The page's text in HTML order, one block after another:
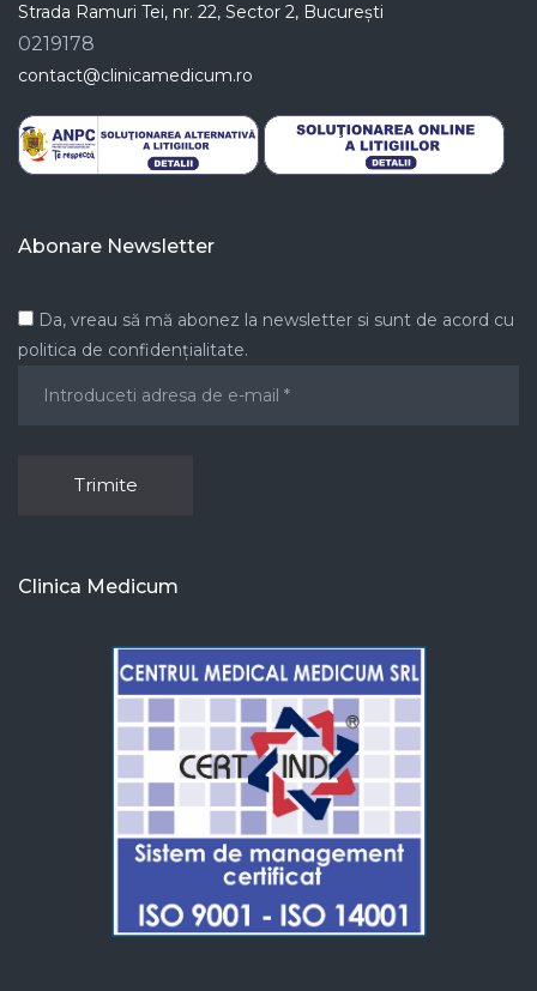
Strada Ramuri Tei, nr. 22, Sector 2, București
0219178
contact@clinicamedicum.ro
Abonare Newsletter
Da, vreau să mă abonez la newsletter si sunt de acord cu
politica de confidențialitate.
Clinica Medicum